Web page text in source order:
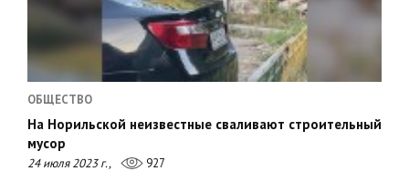
ОБЩЕСТВО
На Норильской неизвестные сваливают строительный
мусор
24 июля 2023 г., 927